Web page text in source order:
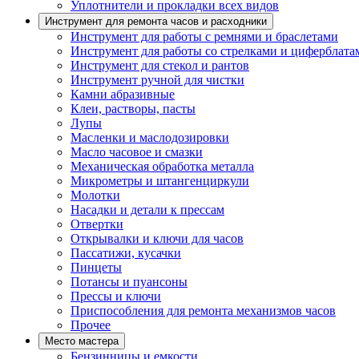
Уплотнители и прокладки всех видов
Инструмент для ремонта часов и расходники
Инструмент для работы с ремнями и браслетами
Инструмент для работы со стрелками и
Инструмент для стекол и рантов
Инструмент ручной для чистки
Камни абразивные
Клеи, растворы, пасты
Лупы
Масленки и маслодозировки
Масло часовое и смазки
Механическая обработка металла
Микрометры и штангенциркули
Молотки
Насадки и детали к прессам
Отвертки
Открывалки и ключи для часов
Пассатижи, кусачки
Пинцеты
Потансы и пуансоны
Прессы и ключи
Приспособления для ремонта механизмов часов
Прочее
Место мастера
Бензинницы и емкости